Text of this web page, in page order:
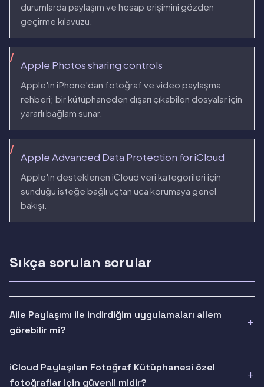
durumlarda paylaşım ve hesap erişimini gözden
geçirme kılavuzu.
Apple Photos sharing controls
Apple'ın iPhone'dan fotoğraf ve video paylaşma
rehberi; bir kütüphaneden dışarı çıkabilen dosyalar için
yararlı bağlam sunar.
Apple Advanced Data Protection for iCloud
Apple'ın desteklenen iCloud veri kategorileri için
sunduğu isteğe bağlı uçtan uca korumaya genel
bakışı.
Sıkça sorulan sorular
Aile Paylaşımı ile indirdiğim uygulamaları ailem
görebilir mi?
iCloud Paylaşılan Fotoğraf Kütüphanesi özel
fotoğraflar için güvenli midir?